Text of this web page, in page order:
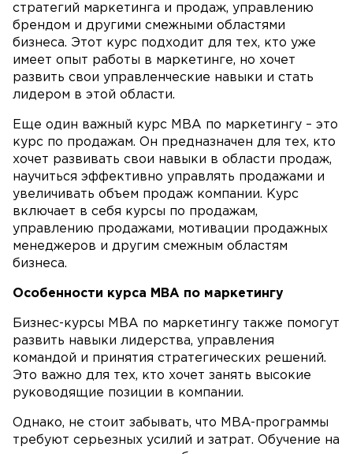
стратегий маркетинга и продаж, управлению
брендом и другими смежными областями
бизнеса. Этот курс подходит для тех, кто уже
имеет опыт работы в маркетинге, но хочет
развить свои управленческие навыки и стать
лидером в этой области.
Еще один важный курс MBA по маркетингу – это
курс по продажам. Он предназначен для тех, кто
хочет развивать свои навыки в области продаж,
научиться эффективно управлять продажами и
увеличивать объем продаж компании. Курс
включает в себя курсы по продажам,
управлению продажами, мотивации продажных
менеджеров и другим смежным областям
бизнеса.
Особенности курса MBA по маркетингу
Бизнес-курсы MBA по маркетингу также помогут
развить навыки лидерства, управления
командой и принятия стратегических решений.
Это важно для тех, кто хочет занять высокие
руководящие позиции в компании.
Однако, не стоит забывать, что MBA-программы
требуют серьезных усилий и затрат. Обучение на